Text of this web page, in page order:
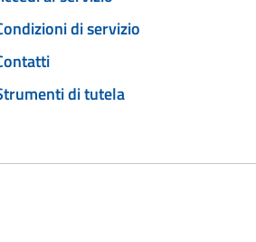
di servizio
di tutela